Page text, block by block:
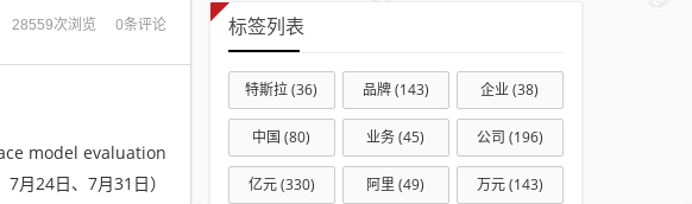
28559次浏览 0条评论
model evaluation
月24日、7月31日）
标签列表
特斯拉(36) 品牌(143) 企业(38)
中国 (80) 业务(45) 公司 (196)
亿元(330) 阿里 (49) 万元(143)